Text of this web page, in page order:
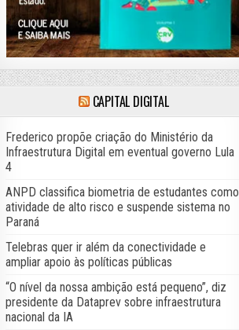
CAPITAL DIGITAL
Frederico propõe criação do Ministério da
Infraestrutura Digital em eventual governo Lula
4
ANPD classifica biometria de estudantes como
atividade de alto risco e suspende sistema no
Paraná
Telebras quer ir além da conectividade e
ampliar apoio às políticas públicas
“O nível da nossa ambição está pequeno”, diz
presidente da Dataprev sobre infraestrutura
nacional da IA